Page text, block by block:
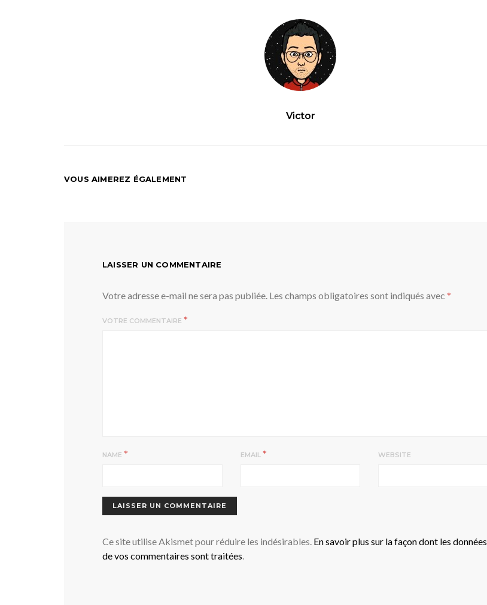
Victor
VOUS AIMEREZ ÉGALEMENT
LAISSER UN COMMENTAIRE
Votre adresse e-mail ne sera pas publiée. Les champs obligatoires sont indiqués avec *
VOTRE COMMENTAIRE *
NAME * EMAIL * WEBSITE
Ce site utilise Akismet pour réduire les indésirables. En savoir plus sur la façon dont les données
de vos commentaires sont traitées